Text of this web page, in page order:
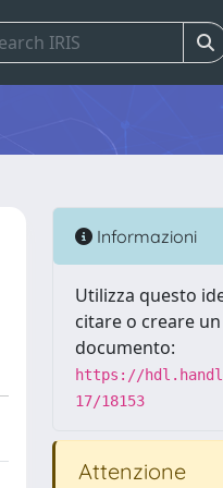
Informazioni
Utilizza questo
citare o creare
documento:
https://
17/18153
Attenzione